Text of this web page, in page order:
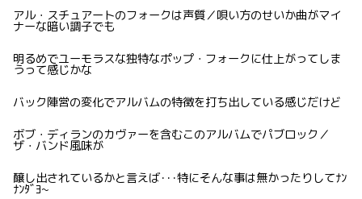
アル・スチュアートのフォークは声質／唄い方のせいか曲がマイ
ナーな暗い調子でも
明るめでユーモラスな独特なポップ・フォークに仕上がってしま
うって感じかな
バック陣営の変化でアルバムの特徴を打ち出している感じだけど
ボブ・ディランのカヴァーを含むこのアルバムでパブロック／
ザ・バンド風味が
醸し出されているかと言えば･･･特にそんな事は無かったりしてﾅﾝ
ﾅﾝﾀﾞﾖ~